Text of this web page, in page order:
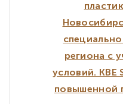
региона с
условий. KBE
повышенной